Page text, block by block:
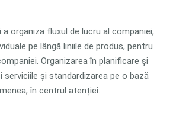
organiza fluxul de lucru al companiei,
pe lângă liniile de produs, pentru
Organizarea în planificare și
serviciile și standardizarea pe o bază
în centrul atenției.